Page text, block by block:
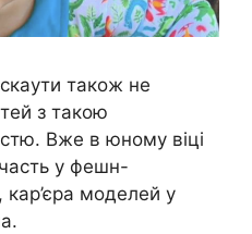
також не
з такою
Вже в юному віці
у фешн-
моделей у